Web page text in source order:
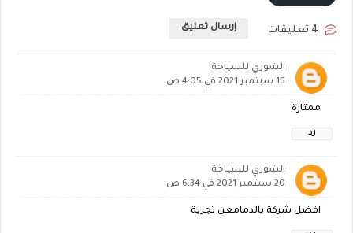
إرسال تعليق
الشوري للسياحة
15 سبتمبر 2021 في 4:05 ص
ممتازة
رد
الشوري للسياحة
20 سبتمبر 2021 في 6:34 ص
افضل شركة بالدمامعن تجربة